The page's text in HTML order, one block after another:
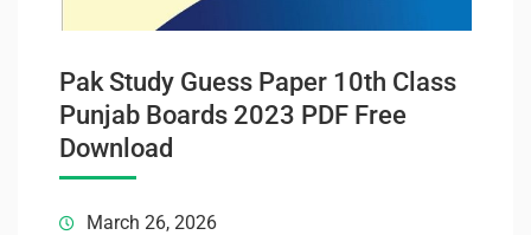
Pak Study Guess Paper 10th Class
Punjab Boards 2023 PDF Free
Download
March 26, 2026